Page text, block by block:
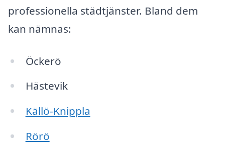
professionella städtjänster. Bland dem
kan nämnas:
Öckerö
Hästevik
Källö-Knippla
Rörö